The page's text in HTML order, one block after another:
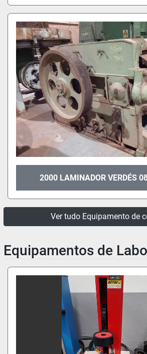
2000 LAMINADOR VERDÉS
Ver tudo Equipamento de
Equipamentos de